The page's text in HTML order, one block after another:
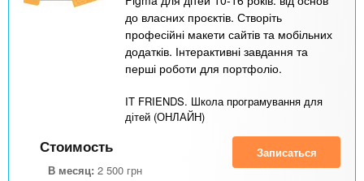
до власних проєктів. Створіть
професійні макети сайтів та мобільних
додатків. Інтерактивні завдання та
перші роботи для портфоліо.
IT FRIENDS. Школа програмування для
дітей (ОНЛАЙН)
Стоимость
В месяц: 2 500 грн
Записаться